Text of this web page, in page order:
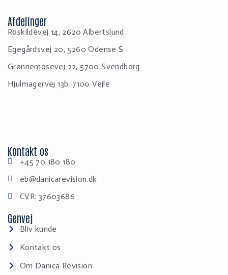
Afdelinger
Roskildevej 14, 2620 Albertslund
Egegårdsvej 20, 5260 Odense S
Grønnemosevej 22, 5700 Svendborg
Hjulmagervej 13b, 7100 Vejle
Kontakt os
+45 70 180 180
eb@danicarevision.dk
CVR: 37603686
Genvej
Bliv kunde
Kontakt os
Om Danica Revision